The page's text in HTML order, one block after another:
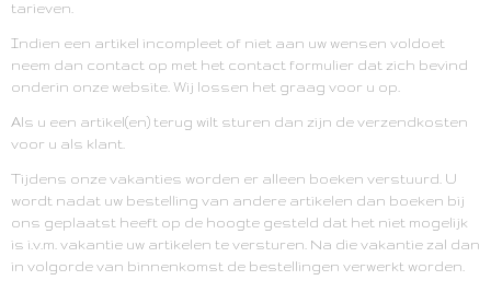
tarieven.
Indien een artikel incompleet of niet aan uw wensen voldoet
neem dan contact op met het contact formulier dat zich bevind
onderin onze website. Wij lossen het graag voor u op.
Als u een artikel(en) terug wilt sturen dan zijn de verzendkosten
voor u als klant.
Tijdens onze vakanties worden er alleen boeken verstuurd. U
wordt nadat uw bestelling van andere artikelen dan boeken bij
ons geplaatst heeft op de hoogte gesteld dat het niet mogelijk
is i.v.m. vakantie uw artikelen te versturen. Na die vakantie zal dan
in volgorde van binnenkomst de bestellingen verwerkt worden.